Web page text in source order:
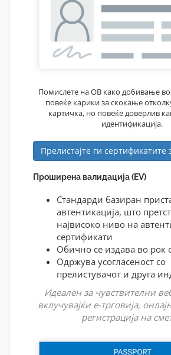
Помислете на ОВ како добивање
повеќе карики за скокање
картичка, но повеќе доверлив
идентификација.
Прелистајте ги сертификатите
Проширена валидација (EV)
Стандарди базиран
автентикација, што
највисоко ниво на
сертификати
Обично се издава во рок
Одржува усогласеност со
прелистувачот и друга
Идеален за чувствителни
вклучувајќи е-трговија,
регистрација на